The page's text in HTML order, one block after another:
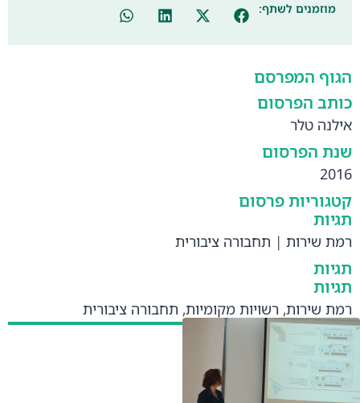
מוזמנים לשתף:
הגוף המפרסם
כותב הפרסום
אילנה טלר
שנת הפרסום
2016
קטגוריות פרסום
תגיות
רמת שירות | תחבורה ציבורית
תגיות
תגיות
רמת שירות, רשויות מקומיות, תחבורה ציבורית